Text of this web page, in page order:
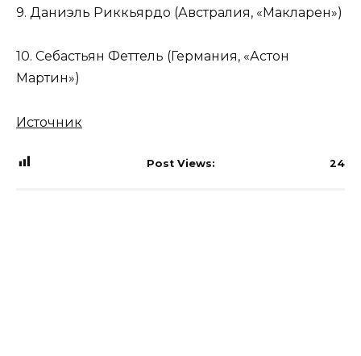
9. Даниэль Риккьярдо (Австралия, «Макларен»)
10. Себастьян Феттель (Германия, «Астон
Мартин»)
Источник
Post Views: 24